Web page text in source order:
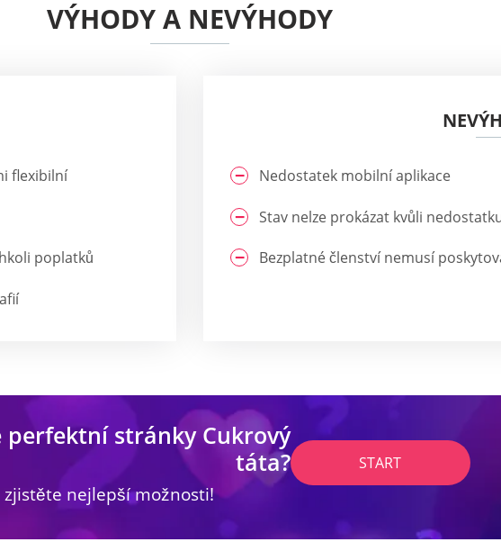
VÝHODY A NEVÝHODY
flexibilní
poplatků
Nedostatek mobilní aplikace
Stav nelze prokázat kvůli
Bezplatné členství nemusí
perfektní stránky Cukrový
táta?
zjistěte nejlepší možnosti!
START